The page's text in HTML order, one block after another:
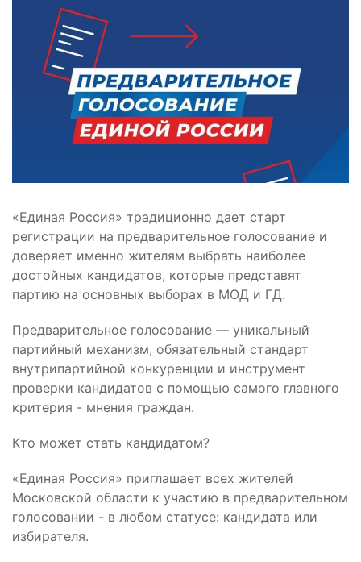
«Единая Россия» традиционно дает старт
регистрации на предварительное голосование и
доверяет именно жителям выбрать наиболее
достойных кандидатов, которые представят
партию на основных выборах в МОД и ГД.
Предварительное голосование — уникальный
партийный механизм, обязательный стандарт
внутрипартийной конкуренции и инструмент
проверки кандидатов с помощью самого главного
критерия - мнения граждан.
Кто может стать кандидатом?
«Единая Россия» приглашает всех жителей
Московской области к участию в предварительном
голосовании - в любом статусе: кандидата или
избирателя.